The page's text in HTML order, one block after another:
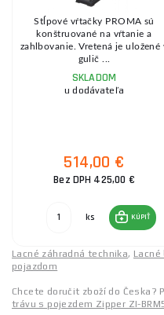
Stĺpové vŕtačky PROMA sú
konštruované na vŕtanie a
zahlbovanie. Vretená je uložené
gulič ...
SKLADOM
u dodávateľa
514,00 €
Bez DPH 425,00 €
ks KÚPIŤ
Lacné záhradná technika,
pojazdom
Chcete doručit zboží do Česka?
trávu s pojezdem Zipper ZI-